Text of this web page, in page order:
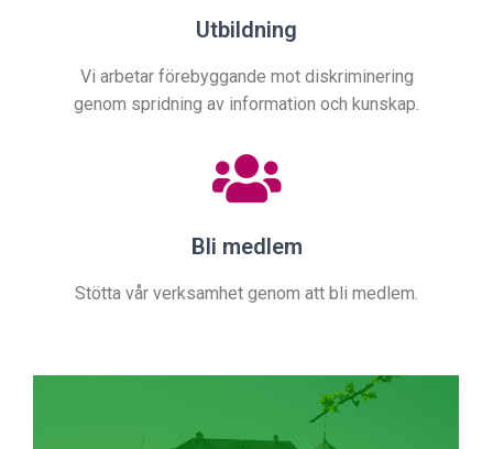
Utbildning
Vi arbetar förebyggande mot diskriminering
genom spridning av information och kunskap.
Bli medlem
Stötta vår verksamhet genom att bli medlem.